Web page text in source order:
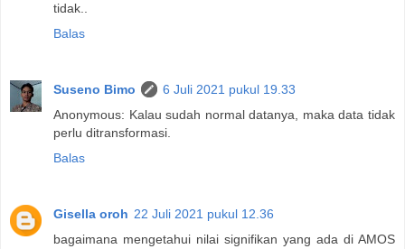
tidak..
Balas
Suseno Bimo
6 Juli 2021 pukul 19.33
Anonymous: Kalau sudah normal datanya, maka data tidak
perlu ditransformasi.
Balas
Gisella oroh 22 Juli 2021 pukul 12.36
bagaimana mengetahui nilai signifikan yang ada di AMOS